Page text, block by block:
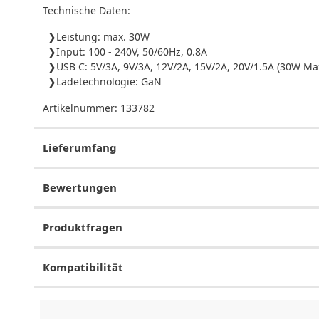
Technische Daten:
Leistung: max. 30W
Input: 100 - 240V, 50/60Hz, 0.8A
USB C: 5V/3A, 9V/3A, 12V/2A, 15V/2A, 20V/1.5A (30W
Ladetechnologie: GaN
Artikelnummer: 133782
Lieferumfang
Bewertungen
Produktfragen
Kompatibilität